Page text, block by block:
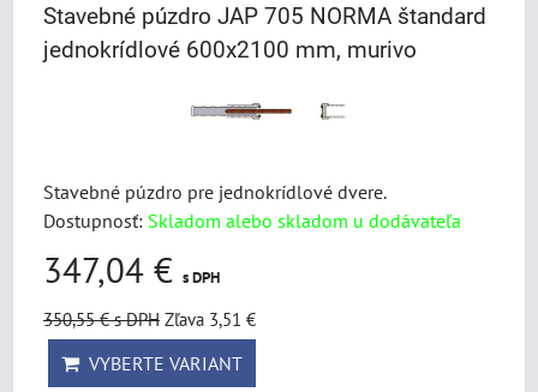
Stavebné púzdro JAP 705 NORMA štandard
jednokrídlové 600x2100 mm, murivo
Stavebné púzdro pre jednokrídlové dvere.
Dostupnosť: Skladom alebo skladom u dodávateľa
347,04 € s DPH
350,55 €s DPH Zľava 3,51 €
VYBERTE VARIANT